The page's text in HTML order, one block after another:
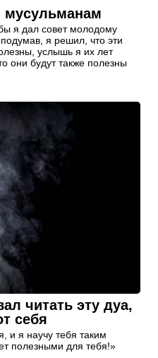
я дал совет молодому
я решил, что эти
услышь я их лет
они будут также полезны
читать эту дуа,
себя
и я научу тебя таким
полезными для тебя!»